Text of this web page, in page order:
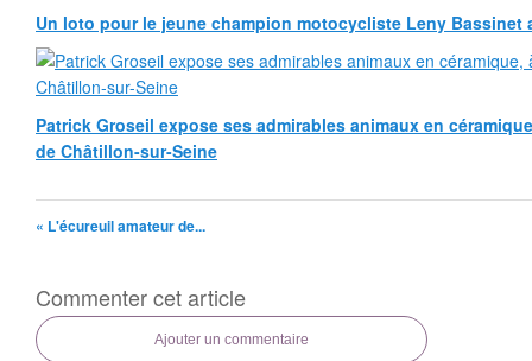
Un loto pour le jeune champion motocycliste Leny Bassinet
Patrick Groseil expose ses admirables animaux en
de Châtillon-sur-Seine
« L'écureuil amateur de...
Commenter cet article
Ajouter un commentaire